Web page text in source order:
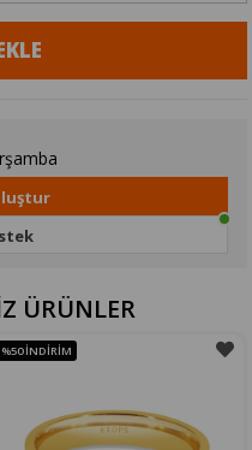
ÜRÜNLER
%50 İNDIRIM